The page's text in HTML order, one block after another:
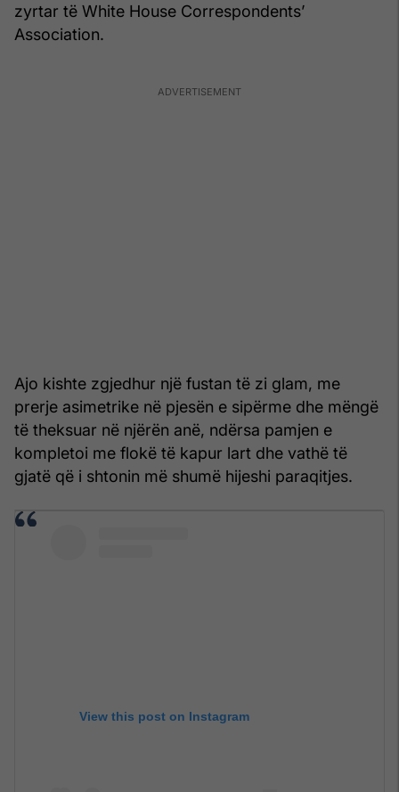
zyrtar të White House Correspondents’
Association.
Ajo kishte zgjedhur një fustan të zi glam, me
prerje asimetrike në pjesën e sipërme dhe mëngë
të theksuar në njërën anë, ndërsa pamjen e
kompletoi me flokë të kapur lart dhe vathë të
gjatë që i shtonin më shumë hijeshi paraqitjes.
View this post on Instagram